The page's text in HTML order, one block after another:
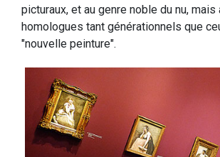
picturaux, et au genre noble du nu, mais
homologues tant générationnels que
"nouvelle peinture".